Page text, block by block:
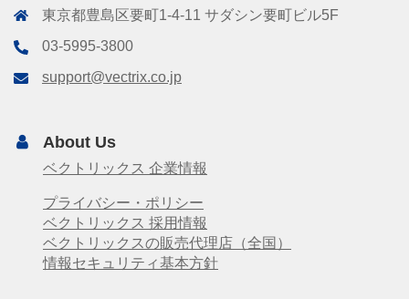
東京都豊島区要町1-4-11 サダシン要町ビル5F
03-5995-3800
support@vectrix.co.jp
About Us
ベクトリックス 企業情報
プライバシー・ポリシー
ベクトリックス 採用情報
ベクトリックスの販売代理店（全国）
情報セキュリティ基本方針